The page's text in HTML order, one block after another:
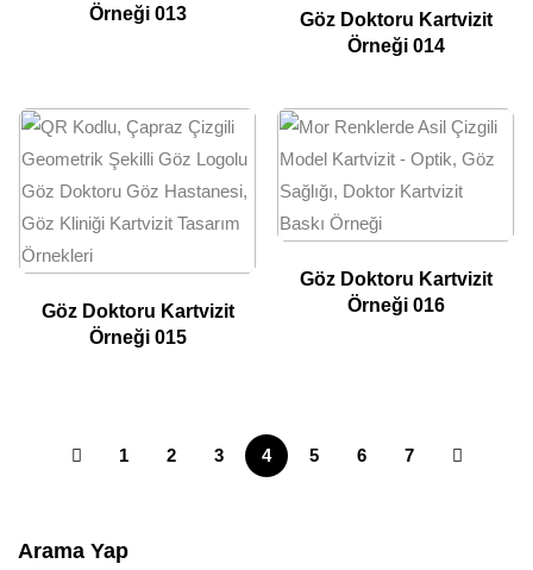
Örneği 013
Göz Doktoru Kartvizit
Örneği 014
Göz Doktoru Kartvizit
Örneği 015
Göz Doktoru Kartvizit
Örneği 016
1 2 3 4 5 6 7
Arama Yap